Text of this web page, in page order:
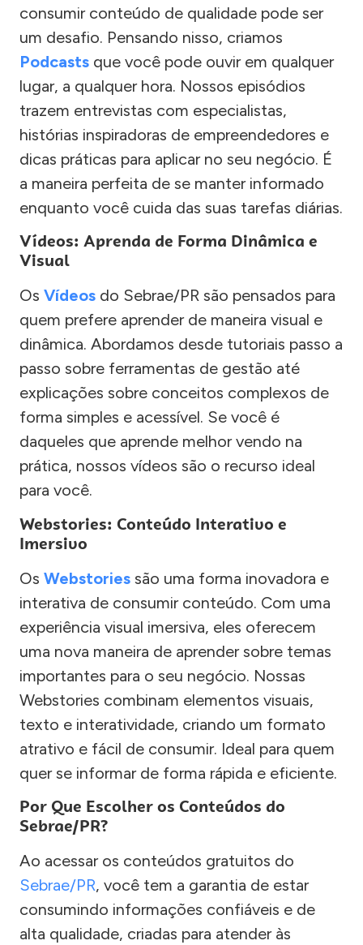
consumir conteúdo de qualidade pode ser
um desafio. Pensando nisso, criamos
Podcasts que você pode ouvir em qualquer
lugar, a qualquer hora. Nossos episódios
trazem entrevistas com especialistas,
histórias inspiradoras de empreendedores e
dicas práticas para aplicar no seu negócio. É
a maneira perfeita de se manter informado
enquanto você cuida das suas tarefas diárias.
Vídeos: Aprenda de Forma Dinâmica e
Visual
Os Vídeos do Sebrae/PR são pensados para
quem prefere aprender de maneira visual e
dinâmica. Abordamos desde tutoriais passo a
passo sobre ferramentas de gestão até
explicações sobre conceitos complexos de
forma simples e acessível. Se você é
daqueles que aprende melhor vendo na
prática, nossos vídeos são o recurso ideal
para você.
Webstories: Conteúdo Interativo e
Imersivo
Os Webstories são uma forma inovadora e
interativa de consumir conteúdo. Com uma
experiência visual imersiva, eles oferecem
uma nova maneira de aprender sobre temas
importantes para o seu negócio. Nossas
Webstories combinam elementos visuais,
texto e interatividade, criando um formato
atrativo e fácil de consumir. Ideal para quem
quer se informar de forma rápida e eficiente.
Por Que Escolher os Conteúdos do
Sebrae/PR?
Ao acessar os conteúdos gratuitos do
Sebrae/PR, você tem a garantia de estar
consumindo informações confiáveis e de
alta qualidade, criadas para atender às